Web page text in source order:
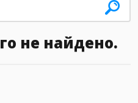
не найдено.